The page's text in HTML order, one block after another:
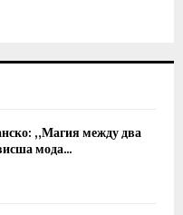
„Магия между два
мода...